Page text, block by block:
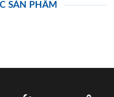
SẢN PHẨM